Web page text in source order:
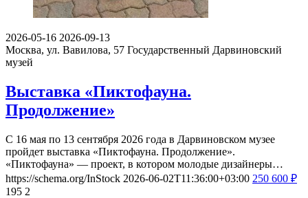
2026-05-16 2026-09-13
Москва, ул. Вавилова, 57 Государственный Дарвиновский
музей
Выставка «Пиктофауна.
Продолжение»
С 16 мая по 13 сентября 2026 года в Дарвиновском музее
пройдет выставка «Пиктофауна. Продолжение».
«Пиктофауна» — проект, в котором молодые дизайнеры…
https://schema.org/InStock 2026-06-02T11:36:00+03:00 250 600 ₽
195 2